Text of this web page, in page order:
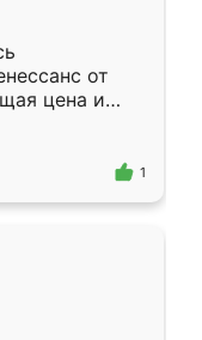
от
цена и
Приехавший
1